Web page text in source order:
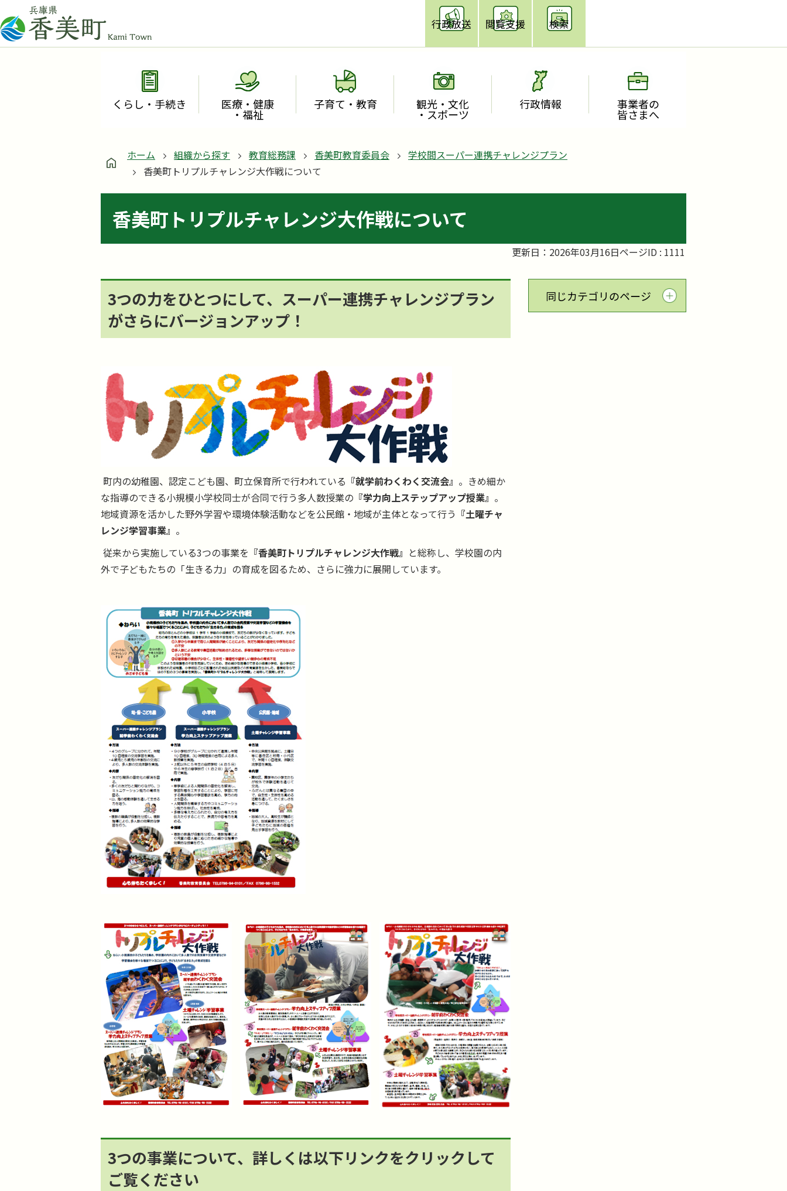
行政放送 閲覧支援 検索
くらし・手続き 医療・健康
・福祉
子育て・教育 観光・文化
・スポーツ
行政情報 事業者の
皆さまへ
ホーム 組織から探す 教育総務課 香美町教育委員会
学校間スーパー連携チャレンジプラン
香美町トリプルチャレンジ大作戦について
香美町トリプルチャレンジ大作戦について
更新日：2026年03月16日ページID : 1111
3つの力をひとつにして、スーパー連携チャレンジプラン
がさらにバージョンアップ！
町内の幼稚園、認定こども園、町立保育所で行われている 『就学前わくわく交流会』 。きめ細か
な指導のできる小規模小学校同士が合同で行う多人数授業の 『学力向上ステップアップ授業』 。
地域資源を活かした野外学習や環境体験活動などを公民館・地域が主体となって行う 『土曜チャ
レンジ学習事業』 。
従来から実施している3つの事業を 『香美町トリプルチャレンジ大作戦』 と総称し、学校園の内
外で子どもたちの「生きる力」の育成を図るため、さらに強力に展開しています。
3つの事業について、詳しくは以下リンクをクリックして
ご覧ください
同じカテゴリのページ